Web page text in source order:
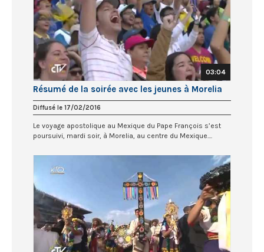
03:04
Résumé de la soirée avec les jeunes à Morelia
Diffusé le 17/02/2016
Le voyage apostolique au Mexique du Pape François s’est
poursuivi, mardi soir, à Morelia, au centre du Mexique....